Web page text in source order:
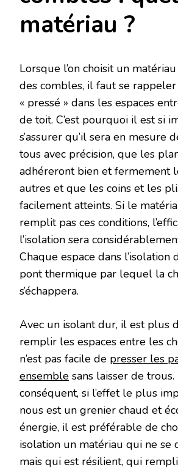
matériau ?
Lorsque l’on choisit un
des combles, il faut se rappeler
« pressé » dans les espaces
de toit. C’est pourquoi il est si
s’assurer qu’il sera en mesure
tous avec précision, que les
adhéreront bien et fermement
autres et que les coins et les
facilement atteints. Si le
remplit pas ces conditions,
l’isolation sera
Chaque espace dans l’isolation
pont thermique par lequel la
s’échappera.
Avec un isolant dur, il est plus
remplir les espaces entre les
n’est pas facile de presser les
ensemble sans laisser de trous.
conséquent, si l’effet le plus
nous est un grenier chaud et
énergie, il est préférable de
isolation un matériau qui ne se
mais qui est résilient, qui